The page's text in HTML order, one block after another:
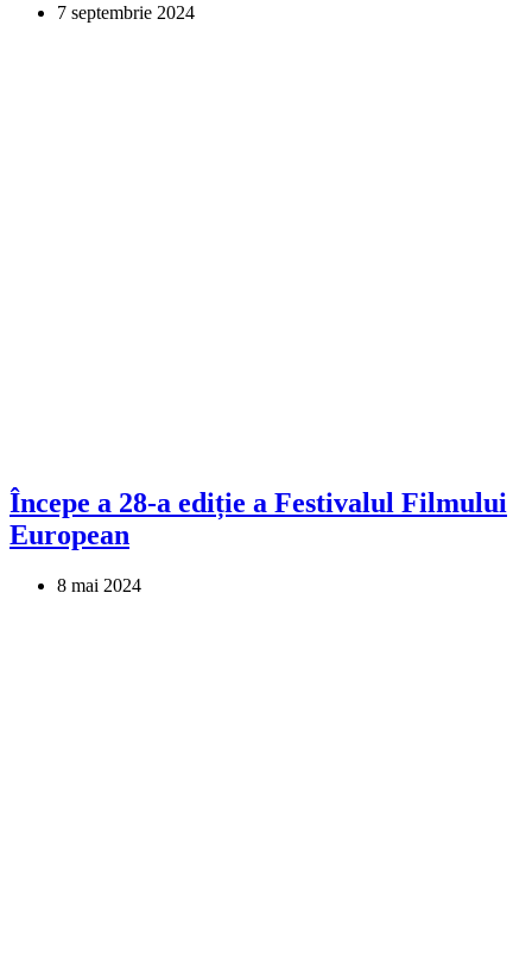
7 septembrie 2024
Începe a 28-a ediție a Festivalul Filmului
European
8 mai 2024